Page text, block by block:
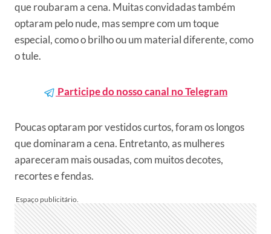
que roubaram a cena. Muitas convidadas também
optaram pelo nude, mas sempre com um toque
especial, como o brilho ou um material diferente, como
o tule.
Participe do nosso canal no Telegram
Poucas optaram por vestidos curtos, foram os longos
que dominaram a cena. Entretanto, as mulheres
apareceram mais ousadas, com muitos decotes,
recortes e fendas.